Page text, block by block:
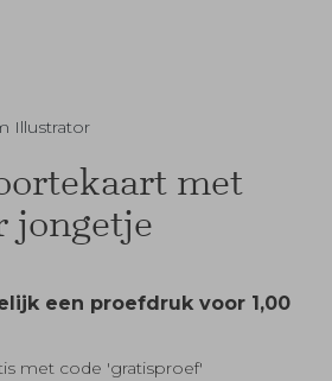
Illustrator
met
jongetje
een proefdruk voor 1,00
met code 'gratisproef'